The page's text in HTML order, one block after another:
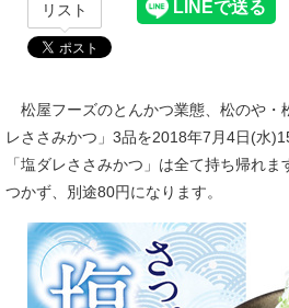
リスト
松屋フーズのとんかつ業態、松のや・
レささみかつ」3品を2018年7月4日(水
「塩ダレささみかつ」は全て持ち帰れ
つかず、別途80円になります。